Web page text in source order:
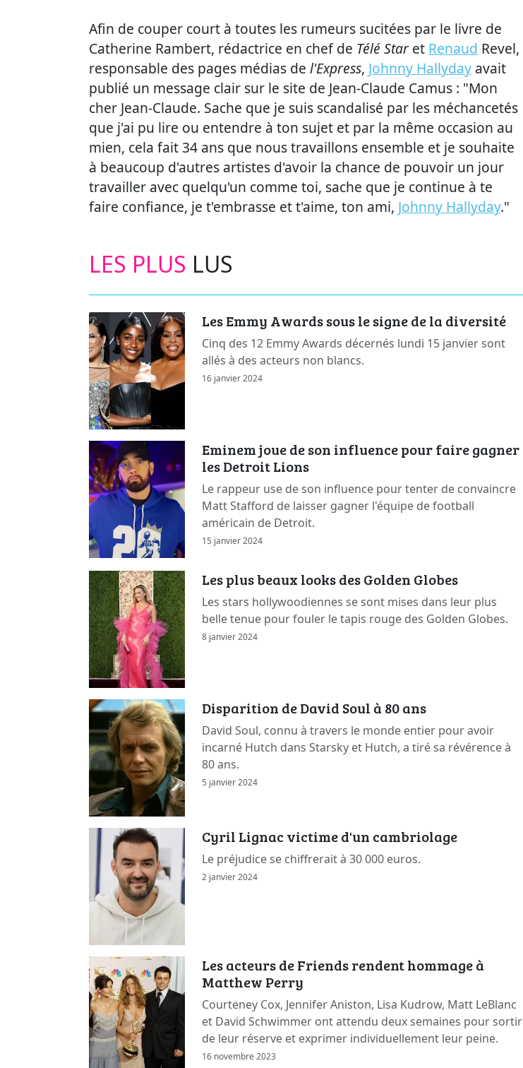
Afin de couper court à toutes les rumeurs sucitées par le livre de
Catherine Rambert, rédactrice en chef de Télé Staret Renaud Revel,
responsable des pages médias de l'Express, Johnny Hallyday avait
publié un message clair sur le site de Jean-Claude Camus : "Mon
cher Jean-Claude. Sache que je suis scandalisé par les méchancetés
que j'ai pu lire ou entendre à ton sujet et par la même occasion au
mien, cela fait 34 ans que nous travaillons ensemble et je souhaite
à beaucoup d'autres artistes d'avoir la chance de pouvoir un jour
travailler avec quelqu'un comme toi, sache que je continue à te
faire confiance, je t'embrasse et t'aime, ton ami, Johnny Hallyday."
LES PLUS LUS
Les Emmy Awards sous le signe de la diversité
Cinq des 12 Emmy Awards décernés lundi 15 janvier sont
allés à des acteurs non blancs.
16 janvier 2024
Eminem joue de son influence pour faire gagner
les Detroit Lions
Le rappeur use de son influence pour tenter de convaincre
Matt Stafford de laisser gagner l'équipe de football
américain de Detroit.
15 janvier 2024
Les plus beaux looks des Golden Globes
Les stars hollywoodiennes se sont mises dans leur plus
belle tenue pour fouler le tapis rouge des Golden Globes.
8 janvier 2024
Disparition de David Soul à 80 ans
David Soul, connu à travers le monde entier pour avoir
incarné Hutch dans Starsky et Hutch, a tiré sa révérence à
80 ans.
5 janvier 2024
Cyril Lignac victime d'un cambriolage
Le préjudice se chiffrerait à 30 000 euros.
2 janvier 2024
Les acteurs de Friends rendent hommage à
Matthew Perry
Courteney Cox, Jennifer Aniston, Lisa Kudrow, Matt LeBlanc
et David Schwimmer ont attendu deux semaines pour sortir
de leur réserve et exprimer individuellement leur peine.
16 novembre 2023